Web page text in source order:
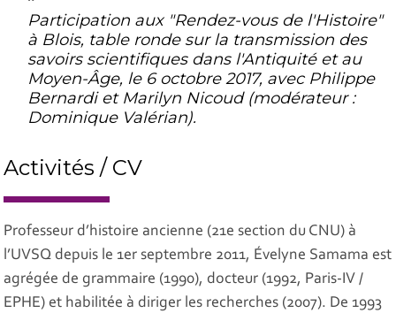
Participation aux "Rendez-vous de l'Histoire"
à Blois, table ronde sur la transmission des
savoirs scientifiques dans l'Antiquité et au
Moyen-Âge, le 6 octobre 2017, avec Philippe
Bernardi et Marilyn Nicoud (modérateur :
Dominique Valérian).
Activités / CV
Professeur d’histoire ancienne (21e section du CNU) à
l’UVSQ depuis le 1er septembre 2011, Évelyne Samama est
agrégée de grammaire (1990), docteur (1992, Paris-IV /
EPHE) et habilitée à diriger les recherches (2007). De 1993